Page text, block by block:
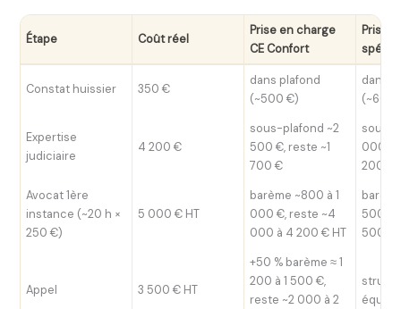
Étape Coût réel
Prise en charge
CE Confort
Prise
Constat huissier 350 €
dans plafond
(~500 €)
dans
(~600
Expertise
judiciaire
4 200 €
sous-plafond ~2
500 €, reste ~1
700 €
sous-
000 €,
200 €
Avocat 1ère
instance (~20 h ×
250 €)
5 000 € HT
barème ~800 à 1
000 €, reste ~4
000 à 4 200 € HT
500 €,
500 à
Appel 3 500 € HT
+50 % barème ≈ 1
200 à 1 500 €,
reste ~2 000 à 2